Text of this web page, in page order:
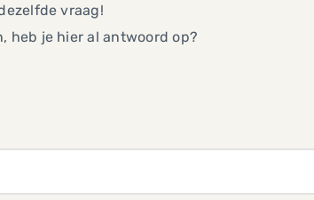
vraag!
heb je hier al antwoord op?